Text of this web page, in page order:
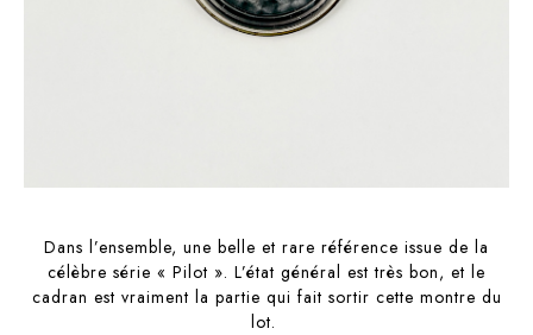
Dans l’ensemble, une belle et rare référence issue de la
célèbre série « Pilot ». L’état général est très bon, et le
cadran est vraiment la partie qui fait sortir cette montre du
lot.